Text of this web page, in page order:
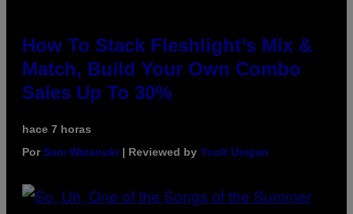
How To Stack Fleshlight’s Mix &
Match, Build Your Own Combo
Sales Up To 30%
hace 7 horas
PorSam Watanuki | Reviewed by Ysolt Usigan